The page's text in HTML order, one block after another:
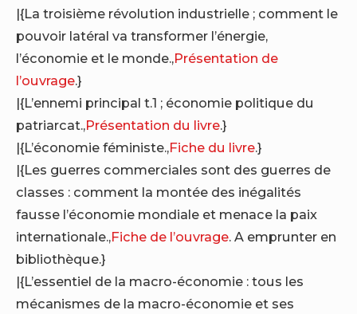
|{La troisième révolution industrielle ; comment le
pouvoir latéral va transformer l’énergie,
l’économie et le monde.,Présentation de
l’ouvrage.}
|{L’ennemi principal t.1 ; économie politique du
patriarcat.,Présentation du livre.}
|{L’économie féministe.,Fiche du livre.}
|{Les guerres commerciales sont des guerres de
classes : comment la montée des inégalités
fausse l’économie mondiale et menace la paix
internationale.,Fiche de l’ouvrage. A emprunter en
bibliothèque.}
|{L’essentiel de la macro-économie : tous les
mécanismes de la macro-économie et ses